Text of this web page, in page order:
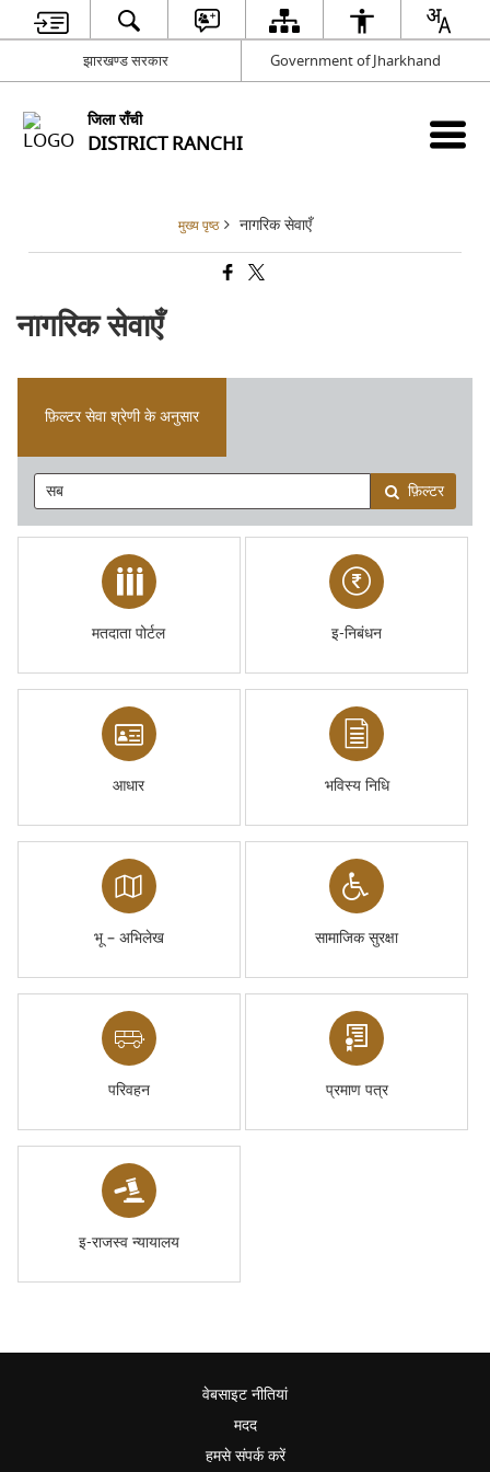
झारखण्ड सरकार Government of Jharkhand
जिला राँची
DISTRICT RANCHI
मुख्य पृष्ठ नागरिक सेवाएँ
नागरिक सेवाएँ
फ़िल्टर सेवा श्रेणी के अनुसार
फ़िल्टर
मतदाता पोर्टल इ-निबंधन
आधार भविस्य निधि
भू – अभिलेख सामाजिक सुरक्षा
परिवहन प्रमाण पत्र
इ-राजस्व न्यायालय
वेबसाइट नीतियां
मदद
हमसे संपर्क करें